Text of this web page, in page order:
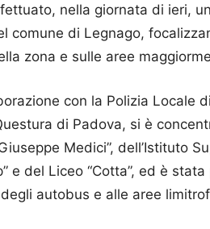
nella giornata di ieri,
comune di Legnago,
zona e sulle aree
con la Polizia Locale
di Padova, si è
Medici”, dell’Istituto
e del Liceo “Cotta”, ed è
autobus e alle aree